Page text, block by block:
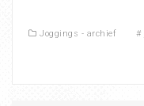
Joggings - archief #